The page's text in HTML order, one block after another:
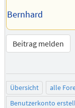
Bernhard
Beitrag melden
Übersicht alle
Benutzerkonto